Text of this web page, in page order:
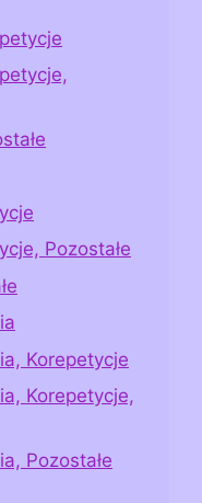
Pozostałe
Korepetycje
Korepetycje,
Pozostałe